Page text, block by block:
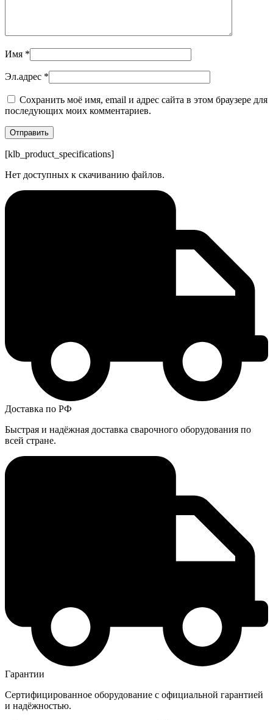
Имя *
Эл.адрес *
Сохранить моё имя, email и адрес сайта в этом браузере для
последующих моих комментариев.
[klb_product_specifications]
Нет доступных к скачиванию файлов.
Доставка по РФ
Быстрая и надёжная доставка сварочного оборудования по
всей стране.
Гарантии
Сертифицированное оборудование с официальной гарантией
и надёжностью.